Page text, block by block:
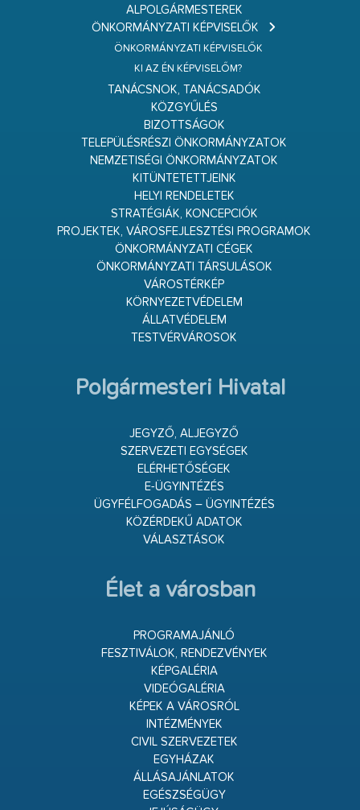
ALPOLGÁRMESTEREK
ÖNKORMÁNYZATI KÉPVISELŐK
ÖNKORMÁNYZATI KÉPVISELŐK
KI AZ ÉN KÉPVISELŐM?
TANÁCSNOK, TANÁCSADÓK
KÖZGYŰLÉS
BIZOTTSÁGOK
TELEPÜLÉSRÉSZI ÖNKORMÁNYZATOK
NEMZETISÉGI ÖNKORMÁNYZATOK
KITÜNTETETTJEINK
HELYI RENDELETEK
STRATÉGIÁK, KONCEPCIÓK
PROJEKTEK, VÁROSFEJLESZTÉSI PROGRAMOK
ÖNKORMÁNYZATI CÉGEK
ÖNKORMÁNYZATI TÁRSULÁSOK
VÁROSTÉRKÉP
KÖRNYEZETVÉDELEM
ÁLLATVÉDELEM
TESTVÉRVÁROSOK
Polgármesteri Hivatal
JEGYZŐ, ALJEGYZŐ
SZERVEZETI EGYSÉGEK
ELÉRHETŐSÉGEK
E-ÜGYINTÉZÉS
ÜGYFÉLFOGADÁS – ÜGYINTÉZÉS
KÖZÉRDEKŰ ADATOK
VÁLASZTÁSOK
Élet a városban
PROGRAMAJÁNLÓ
FESZTIVÁLOK, RENDEZVÉNYEK
KÉPGALÉRIA
VIDEÓGALÉRIA
KÉPEK A VÁROSRÓL
INTÉZMÉNYEK
CIVIL SZERVEZETEK
EGYHÁZAK
ÁLLÁSAJÁNLATOK
EGÉSZSÉGÜGY